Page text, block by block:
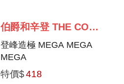
伯爵和辛登 THE COUNT AND SINDEN
登峰造極 MEGA MEGA
MEGA
特價$418